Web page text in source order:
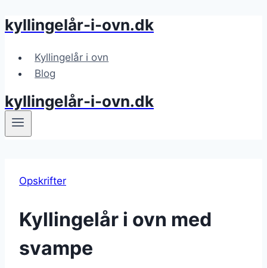
Fortsæt
indhold
kyllingelår-i-ovn.dk
Kyllingelår i ovn
Blog
kyllingelår-i-ovn.dk
Opskrifter
Kyllingelår i ovn med
svampe